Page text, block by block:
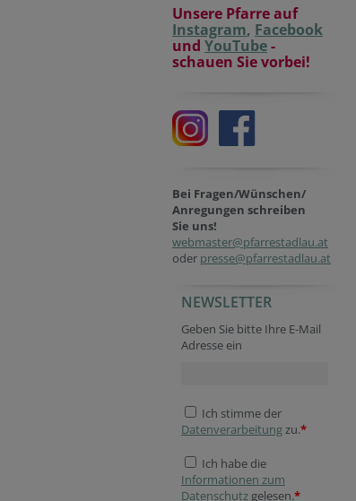
Unsere Pfarre auf
Instagram, Facebook
und YouTube-
schauen Sie vorbei!
Bei Fragen/Wünschen/
Anregungen schreiben
Sie uns!
webmaster@pfarrestadlau.at
oder presse@pfarrestadlau.at
NEWSLETTER
Geben Sie bitte Ihre E-Mail
Adresse ein
Ich stimme der
Datenverarbeitungzu.*
Ich habe die
Informationen zum
Datenschutz gelesen.*